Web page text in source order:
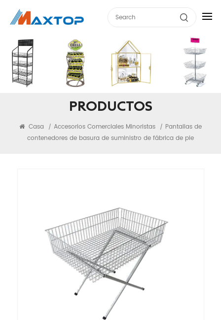
PRODUCTOS
Casa / Accesorios Comerciales Minoristas / Pantallas de
contenedores de basura de suministro de fábrica de pie